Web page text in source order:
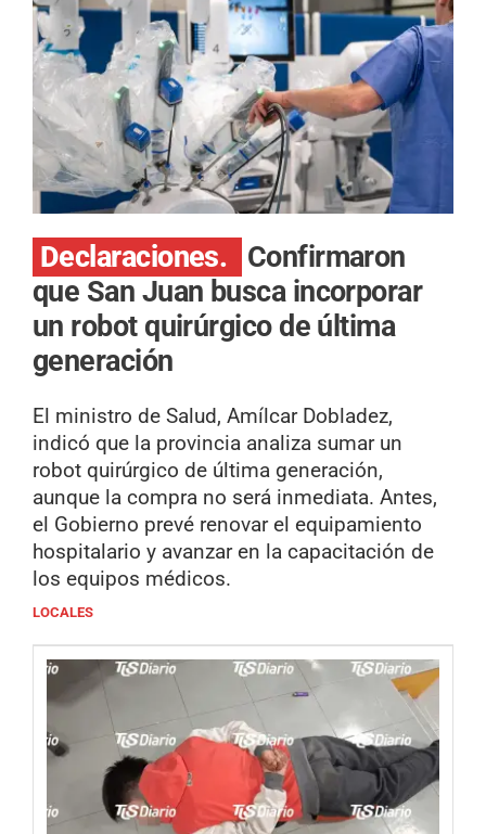
Declaraciones.
Confirmaron
que San Juan busca incorporar
un robot quirúrgico de última
generación
El ministro de Salud, Amílcar Dobladez,
indicó que la provincia analiza sumar un
robot quirúrgico de última generación,
aunque la compra no será inmediata. Antes,
el Gobierno prevé renovar el equipamiento
hospitalario y avanzar en la capacitación de
los equipos médicos.
LOCALES